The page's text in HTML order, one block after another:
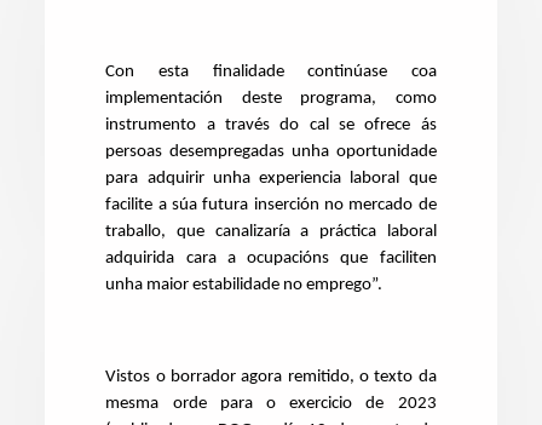
Con esta finalidade continúase coa
implementación deste programa, como
instrumento a través do cal se ofrece ás
persoas desempregadas unha oportunidade
para adquirir unha experiencia laboral que
facilite a súa futura inserción no mercado de
traballo, que canalizaría a práctica laboral
adquirida cara a ocupacións que faciliten
unha maior estabilidade no emprego”.
Vistos o borrador agora remitido, o texto da
mesma orde para o exercicio de 2023